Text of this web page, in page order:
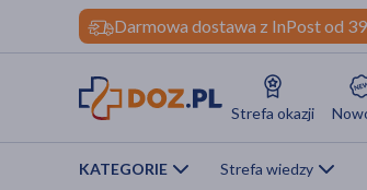
Darmowa dostawa z InPost od
Strefa okazji
KATEGORIE Strefa wiedzy